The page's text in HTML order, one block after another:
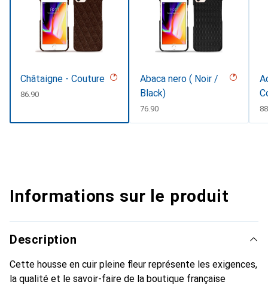
Châtaigne - Couture
CHF
86.90
Abaca nero ( Noir /
Black)
CHF
76.90
Informations sur le produit
Description
Cette housse en cuir pleine fleur représente les exigences,
la qualité et le savoir-faire de la boutique française